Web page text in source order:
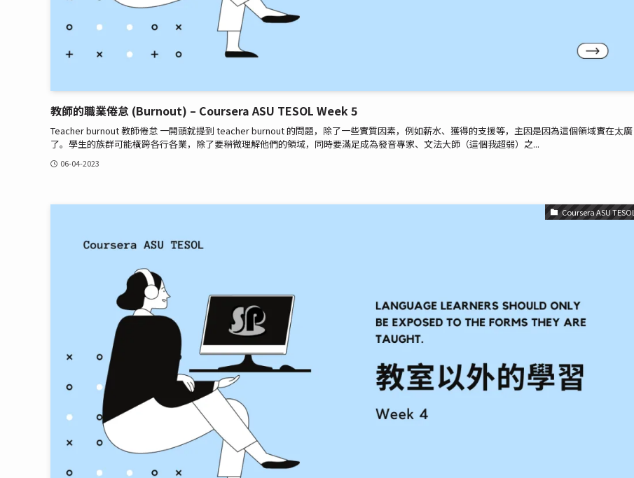
教師的職業倦怠 (Burnout) – Coursera ASU TESOL Week 5
Teacher burnout 教師倦怠 一開頭就提到 teacher burnout 的問題，除了一些實質因素，例如薪水、獲得的支援等，主因是因為這個領域實在太廣
了。學生的族群可能橫跨各行各業，除了要稍微理解他們的領域，同時要滿足成為發音專家、文法大師（這個我超弱）之...
06-04-2023
Coursera ASU TESOL